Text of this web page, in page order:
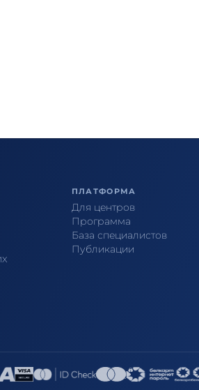
ПЛАТФОРМА
Для центров
Программа
База специалистов
Публикации